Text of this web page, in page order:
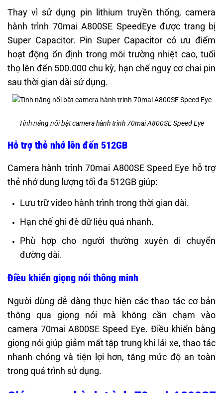
Thay vì sử dụng pin lithium truyền thống, camera
hành trình 70mai A800SE SpeedEye được trang bị
Super Capacitor. Pin Super Capacitor có ưu điểm
hoạt động ổn định trong môi trường nhiệt cao, tuổi
thọ lên đến 500.000 chu kỳ, hạn chế nguy cơ chai pin
sau thời gian dài sử dụng.
Tính năng nổi bật camera hành trình 70mai A800SE Speed Eye
Hỗ trợ thẻ nhớ lên đến 512GB
Camera hành trình 70mai A800SE Speed Eye hỗ trợ
thẻ nhớ dung lượng tối đa 512GB giúp:
Lưu trữ video hành trình trong thời gian dài.
Hạn chế ghi đè dữ liệu quá nhanh.
Phù hợp cho người thường xuyên di chuyển
đường dài.
Điều khiển giọng nói thông minh
Người dùng dễ dàng thực hiện các thao tác cơ bản
thông qua giọng nói mà không cần chạm vào
camera 70mai A800SE Speed Eye. Điều khiển bằng
giọng nói giúp giảm mất tập trung khi lái xe, thao tác
nhanh chóng và tiện lợi hơn, tăng mức độ an toàn
trong quá trình sử dụng.